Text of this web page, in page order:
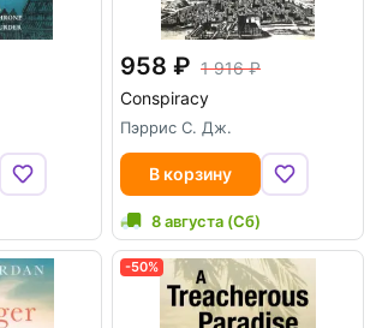
958
1 916
Conspiracy
Пэррис С. Дж.
В корзину
8 августа (Сб)
-50%